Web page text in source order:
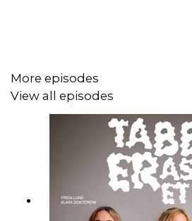
More episodes
View all episodes